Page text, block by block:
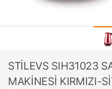
STİLEVS SIH31023
MAKİNESİ KIRMIZI-